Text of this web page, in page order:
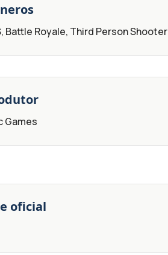
Battle Royale, Third Person Shooter
Games
oficial